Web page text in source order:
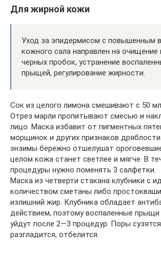
Для жирной кожи
Уход за эпидермисом с повышенным
кожного сала направлен на очищение
черных пробок, устранение
прыщей, регулирование жирности.
Сок из целого лимона смешивают с 50
Отрез марли пропитывают смесью и
лицо. Маска избавит от пигментных
морщинок и других признаков
энзимы бережно отшелушат
целом кожа станет светлее и мягче. В
процедуры нужно поменять 3 салфетки.
Маска из четверти стакана клубники с
количеством сметаны либо
излишний жир. Клубника обладает
действием, поэтому воспаленные
уйдут после 2—3 процедур. Поры
разгладится, отбелится.